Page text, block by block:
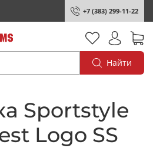
+7 (383) 299-11-22
Найти
Sportstyle
Logo SS